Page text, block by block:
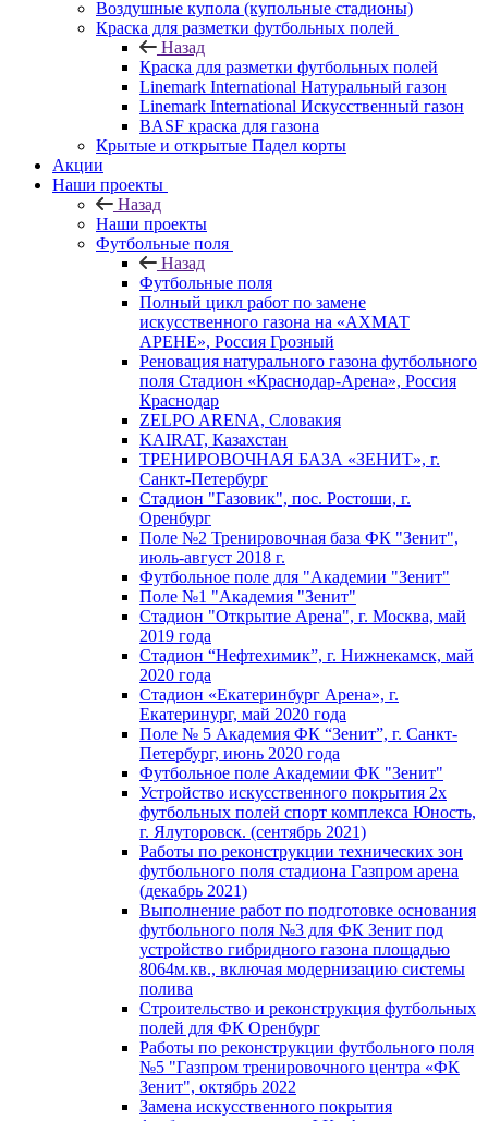
Воздушные купола (купольные стадионы)
Краска для разметки футбольных полей
Назад
Краска для разметки футбольных полей
Linemark International Натуральный газон
Linemark International Искусственный газон
BASF краска для газона
Крытые и открытые Падел корты
Акции
Наши проекты
Назад
Наши проекты
Футбольные поля
Назад
Футбольные поля
Полный цикл работ по замене
искусственного газона на «АХМАТ
АРЕНЕ», Россия Грозный
Реновация натурального газона футбольного
поля Стадион «Краснодар-Арена», Россия
Краснодар
ZELPO ARENA, Словакия
KAIRAT, Казахстан
ТРЕНИРОВОЧНАЯ БАЗА «ЗЕНИТ», г.
Санкт-Петербург
Стадион "Газовик", пос. Ростоши, г.
Оренбург
Поле №2 Тренировочная база ФК "Зенит",
июль-август 2018 г.
Футбольное поле для "Академии "Зенит"
Поле №1 "Академия "Зенит"
Стадион "Открытие Арена", г. Москва, май
2019 года
Стадион “Нефтехимик”, г. Нижнекамск, май
2020 года
Стадион «Екатеринбург Арена», г.
Екатеринург, май 2020 года
Поле № 5 Академия ФК “Зенит”, г. Санкт-
Петербург, июнь 2020 года
Футбольное поле Академии ФК "Зенит"
Устройство искусственного покрытия 2х
футбольных полей спорт комплекса Юность,
г. Ялуторовск. (сентябрь 2021)
Работы по реконструкции технических зон
футбольного поля стадиона Газпром арена
(декабрь 2021)
Выполнение работ по подготовке основания
футбольного поля №3 для ФК Зенит под
устройство гибридного газона площадью
8064м.кв., включая модернизацию системы
полива
Строительство и реконструкция футбольных
полей для ФК Оренбург
Работы по реконструкции футбольного поля
№5 "Газпром тренировочного центра «ФК
Зенит", октябрь 2022
Замена искусственного покрытия